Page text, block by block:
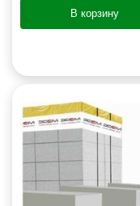
В корзину